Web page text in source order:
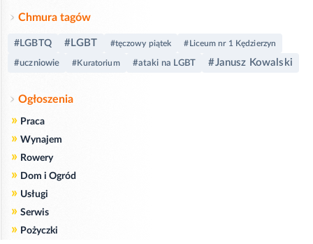
Chmura tagów
#LGBTQ #LGBT #tęczowy piątek #Liceum nr 1 Kędzierzyn
#uczniowie #Kuratorium #ataki na LGBT #Janusz Kowalski
Ogłoszenia
» Praca
» Wynajem
» Rowery
» Dom i Ogród
» Usługi
» Serwis
» Pożyczki